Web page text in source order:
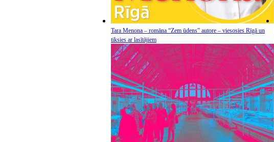
Tara Menona – romāna “Zem ūdens” autore – viesosies Rīgā un
tiksies ar lasītājiem